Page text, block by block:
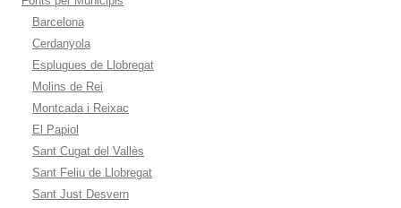
Barcelona
Cerdanyola
Esplugues de Llobregat
Molins de Rei
Montcada i Reixac
El Papiol
Sant Cugat del Vallès
Sant Feliu de Llobregat
Sant Just Desvern